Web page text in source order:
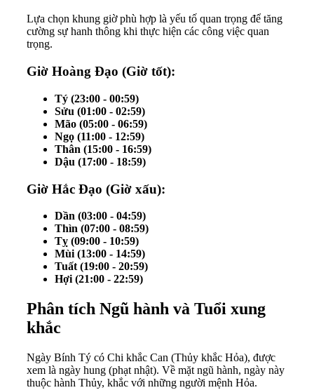
Lựa chọn khung giờ phù hợp là yếu tố quan trọng để tăng
cường sự hanh thông khi thực hiện các công việc quan
trọng.
Giờ Hoàng Đạo (Giờ tốt):
Tý (23:00 - 00:59)
Sửu (01:00 - 02:59)
Mão (05:00 - 06:59)
Ngọ (11:00 - 12:59)
Thân (15:00 - 16:59)
Dậu (17:00 - 18:59)
Giờ Hắc Đạo (Giờ xấu):
Dần (03:00 - 04:59)
Thìn (07:00 - 08:59)
Tỵ (09:00 - 10:59)
Mùi (13:00 - 14:59)
Tuất (19:00 - 20:59)
Hợi (21:00 - 22:59)
Phân tích Ngũ hành và Tuổi xung
khắc
Ngày Bính Tý có Chi khắc Can (Thủy khắc Hỏa), được
xem là ngày hung (phạt nhật). Về mặt ngũ hành, ngày này
thuộc hành Thủy, khắc với những người mệnh Hỏa.